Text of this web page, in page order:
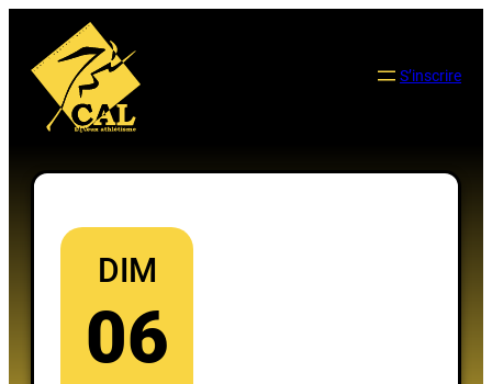
contenu
S’inscrire
DIM
06